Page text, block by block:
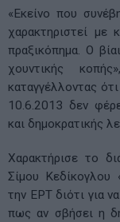
«Εκείνο που
χαρακτηριστεί
πραξικόπημα. Ο
χουντικής
καταγγέλλοντας
10.6.2013 δεν
και δημοκρατικής
Χαρακτήρισε το
Σίμου Κεδίκογλου
την ΕΡΤ διότι για
πως αν σβήσει η